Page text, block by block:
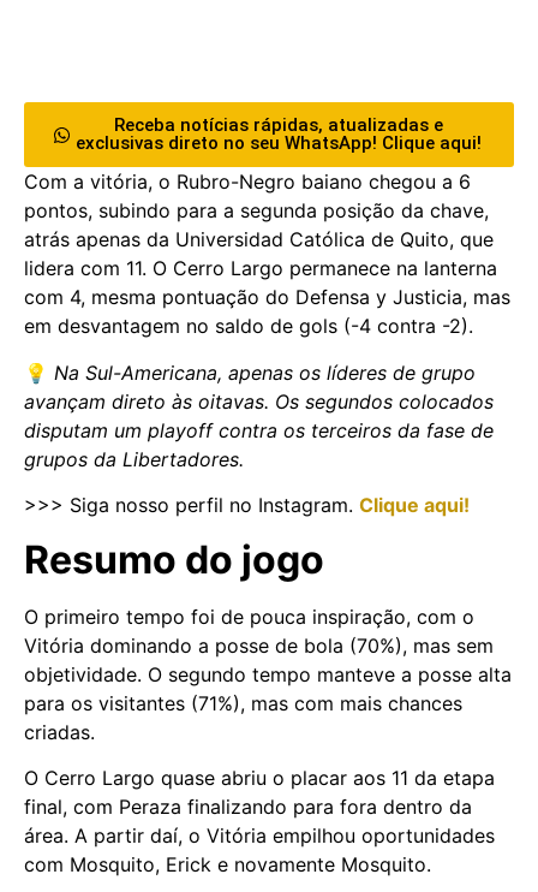
Receba notícias rápidas, atualizadas e
exclusivas direto no seu WhatsApp! Clique aqui!
Com a vitória, o Rubro-Negro baiano chegou a 6
pontos, subindo para a segunda posição da chave,
atrás apenas da Universidad Católica de Quito, que
lidera com 11. O Cerro Largo permanece na lanterna
com 4, mesma pontuação do Defensa y Justicia, mas
em desvantagem no saldo de gols (-4 contra -2).
💡 Na Sul-Americana, apenas os líderes de grupo
avançam direto às oitavas. Os segundos colocados
disputam um playoff contra os terceiros da fase de
grupos da Libertadores.
>>> Siga nosso perfil no Instagram. Clique aqui!
Resumo do jogo
O primeiro tempo foi de pouca inspiração, com o
Vitória dominando a posse de bola (70%), mas sem
objetividade. O segundo tempo manteve a posse alta
para os visitantes (71%), mas com mais chances
criadas.
O Cerro Largo quase abriu o placar aos 11 da etapa
final, com Peraza finalizando para fora dentro da
área. A partir daí, o Vitória empilhou oportunidades
com Mosquito, Erick e novamente Mosquito.